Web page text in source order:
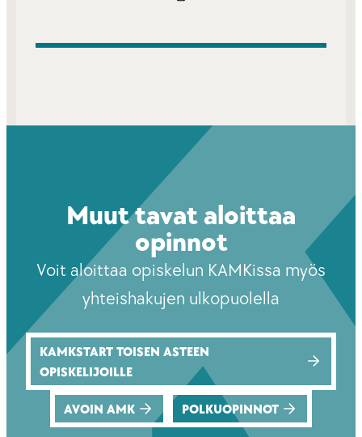
Muut tavat aloittaa
opinnot
Voit aloittaa opiskelun KAMKissa myös
yhteishakujen ulkopuolella
KAMKSTART TOISEN ASTEEN
OPISKELIJOILLE
AVOIN AMK POLKUOPINNOT